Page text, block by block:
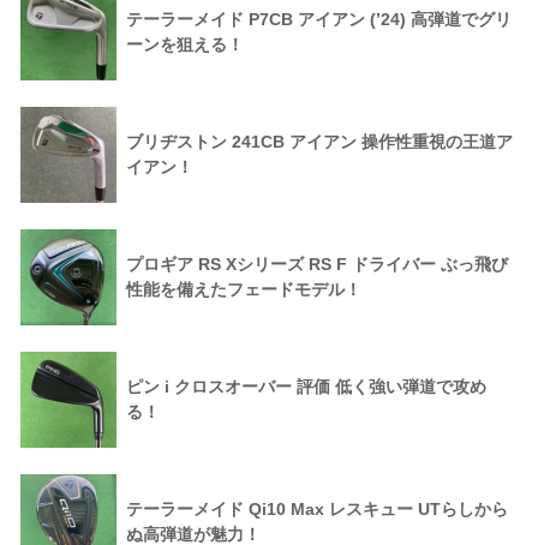
テーラーメイド P7CB アイアン (’24) 高弾道でグリ
ーンを狙える！
ブリヂストン 241CB アイアン 操作性重視の王道ア
イアン！
プロギア RS Xシリーズ RS F ドライバー ぶっ飛び
性能を備えたフェードモデル！
ピン i クロスオーバー 評価 低く強い弾道で攻め
る！
テーラーメイド Qi10 Max レスキュー UTらしから
ぬ高弾道が魅力！